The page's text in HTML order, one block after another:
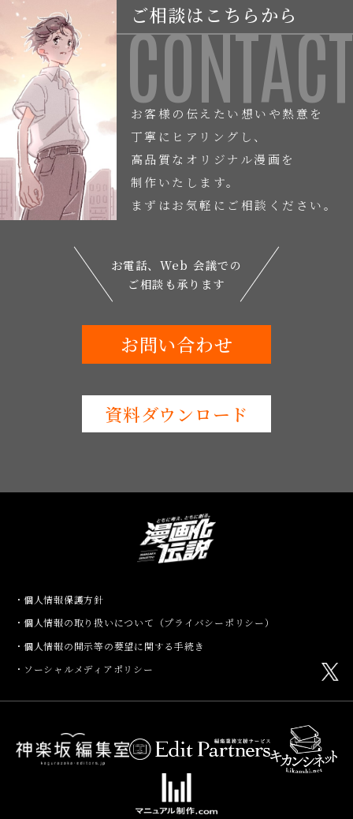
お電話、Web 会議での
ご相談も承ります
お問い合わせ
資料ダウンロード
CONTACT
ご相談はこちらから
お客様の伝えたい想いや熱意を
丁寧にヒアリングし、
高品質なオリジナル漫画を
制作いたします。
まずはお気軽にご相談ください。
個人情報保護方針
個人情報の取り扱いについて（プライバシーポリシー）
個人情報の開示等の要望に関する手続き
ソーシャルメディアポリシー